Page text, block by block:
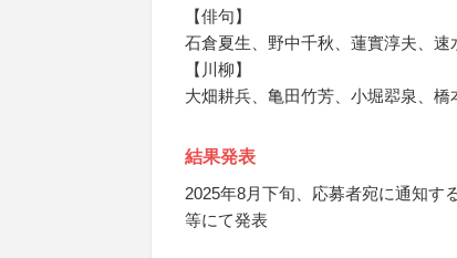
【俳句】
石倉夏生、野中千秋、蓮實淳夫、速
【川柳】
大畑耕兵、亀田竹芳、小堀翆泉、
結果発表
2025年8月下旬、応募者宛に通知す
等にて発表